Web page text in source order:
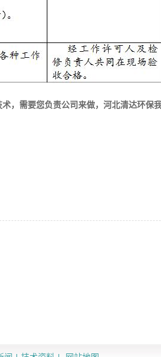
，需要您负责公司来做，河北清达环保